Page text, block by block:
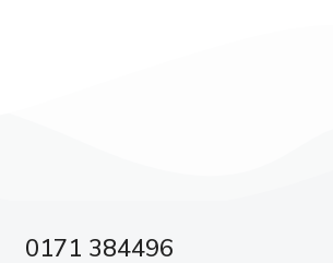
0171 384496